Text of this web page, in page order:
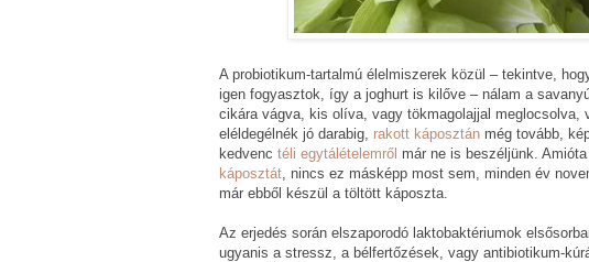
A probiotikum-tartalmú élelmiszerek közül – tekintve,
igen fogyasztok, így a joghurt is kilőve – nálam a
cikára vágva, kis olíva, vagy tökmagolajjal meglocsolva,
eléldegélnék jó darabig, rakott káposztán még tovább,
kedvenc téli egytálételemről már ne is beszéljünk.
káposztát , nincs ez másképp most sem, minden év
már ebből készül a töltött káposzta.
Az erjedés során elszaporodó laktobaktériumok
ugyanis a stressz, a bélfertőzések, vagy antibiotikum-